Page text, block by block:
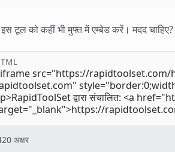
इस टूल को कहीं भी मुफ्त में एम्बेड करें। मदद चाहिए?
अक्षर